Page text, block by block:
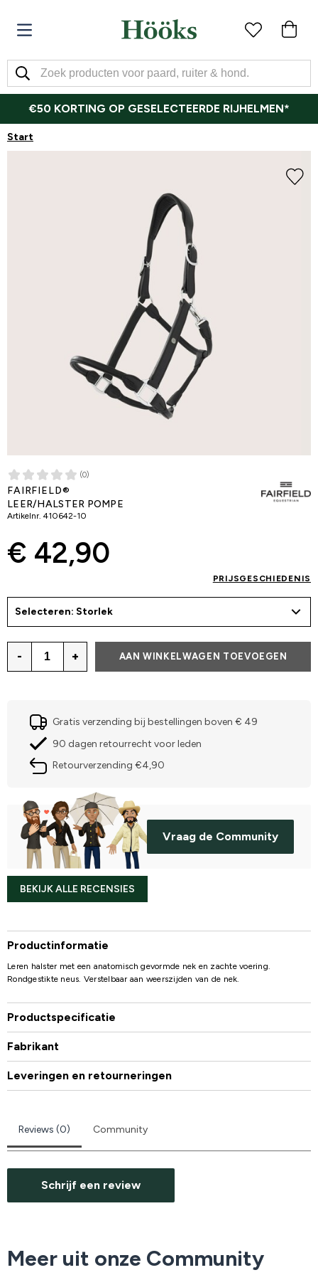
€50 KORTING OP GESELECTEERDE RIJHELMEN*
Start
(0)
FAIRFIELD®
LEER/HALSTER POMPE
Artikelnr. 410642-10
€ 42,90
PRIJSGESCHIEDENIS
Selecteren: Storlek
- + AAN WINKELWAGEN TOEVOEGEN
Gratis verzending bij bestellingen boven € 49
90 dagen retourrecht voor leden
Retourverzending €4,90
Vraag de Community
BEKIJK ALLE RECENSIES
Productinformatie
Leren halster met een anatomisch gevormde nek en zachte voering.
Rondgestikte neus. Verstelbaar aan weerszijden van de nek.
Productspecificatie
Fabrikant
Leveringen en retourneringen
Reviews (0) Community
Schrijf een review
Meer uit onze Community